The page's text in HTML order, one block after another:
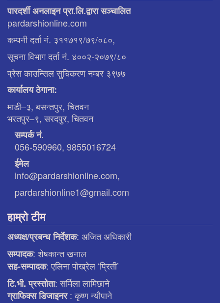
पारदर्शी अनलाइन प्रा.लि.द्वारा सञ्चालित
pardarshionline.com
कम्पनी दर्ता नं. ३११७१९/७९/०८०,
सूचना विभाग दर्ता नं. ४००२-२०७९/८०
प्रेस काउन्सिल सुचिकरण नम्बर ३९७७
कार्यालय ठेगाना:
माडी–३, बसन्तपुर, चितवन
भरतपुर–९, सरदपुर, चितवन
सम्पर्क नं.
056-590960, 9855016724
ईमेल
info@pardarshionline.com,
pardarshionline1@gmail.com
हाम्रो टीम
अध्यक्ष/प्रबन्ध निर्देशक: अजित अधिकारी
सम्पादक: शेषकान्त खनाल
सह-सम्पादक: एलिना पाेख्रेल ‘प्रिती’
टि.भी. प्रस्ताेता: सर्मिला लामिछाने
ग्राफिक्स डिजाइनर: कृष्ण न्याैपाने